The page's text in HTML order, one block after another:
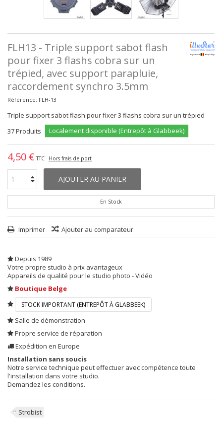
FLH13 - Triple support sabot flash
pour fixer 3 flashs cobra sur un
trépied, avec support parapluie,
raccordement synchro 3.5mm
Référence: FLH-13
Triple support sabot flash pour fixer 3 flashs cobra sur un trépied
37Produits Localement disponible (Entrepôt à Glabbeek)
4,50 € TTC Hors frais de port
AJOUTER AU PANIER
En Stock
Imprimer Ajouter au comparateur
Depuis 1989
Votre propre studio à prix avantageux
Appareils de qualité pour le studio photo - Vidéo
Boutique Belge
STOCK IMPORTANT (ENTREPÔT À GLABBEEK)
Salle de démonstration
Propre service de réparation
Expédition en Europe
Installation sans soucis
Notre service technique peut effectuer avec compétence toute
l'installation dans votre studio.
Demandez les conditions.
Strobist